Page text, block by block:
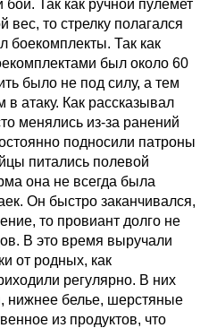
Так как ручной пулемет
вес, то стрелку полагался
боекомплекты. Так как
был около 60
было не под силу, а тем
в атаку. Как рассказывал
менялись из-за ранений
подносили патроны
питались полевой
она не всегда была
Он быстро заканчивался,
то провиант долго не
В это время выручали
от родных, как
регулярно. В них
нижнее белье, шерстяные
из продуктов, что